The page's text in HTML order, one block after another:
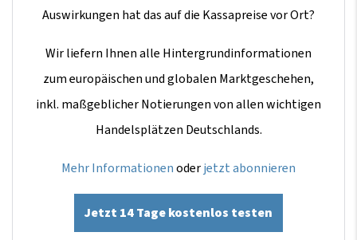
Auswirkungen hat das auf die Kassapreise vor Ort?
Wir liefern Ihnen alle Hintergrundinformationen
zum europäischen und globalen Marktgeschehen,
inkl. maßgeblicher Notierungen von allen wichtigen
Handelsplätzen Deutschlands.
Mehr Informationenoderjetzt abonnieren
Jetzt 14 Tage kostenlos testen